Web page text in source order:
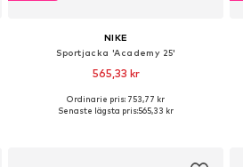
NIKE
Sportjacka 'Academy 25'
565,33 kr
Tillgängliga storlekar: XS, S, M, L, XL
Ordinarie pris: 753,77 kr
Senaste lägsta pris:565,33 kr